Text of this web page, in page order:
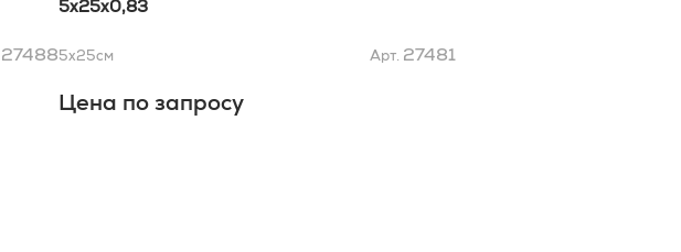
27488
5x25x0,83
5x25см Арт. 27481
Цена по запросу